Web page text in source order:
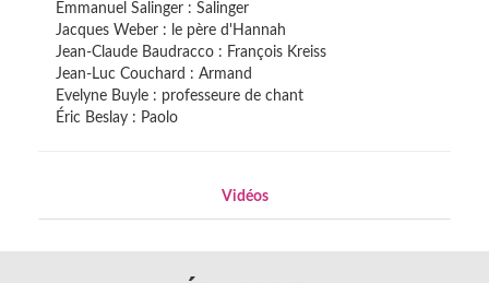
Emmanuel Salinger : Salinger
Jacques Weber : le père d'Hannah
Jean-Claude Baudracco : François Kreiss
Jean-Luc Couchard : Armand
Evelyne Buyle : professeure de chant
Éric Beslay : Paolo
Vidéos